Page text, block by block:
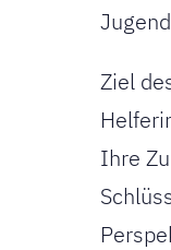
Ziel
Ihre